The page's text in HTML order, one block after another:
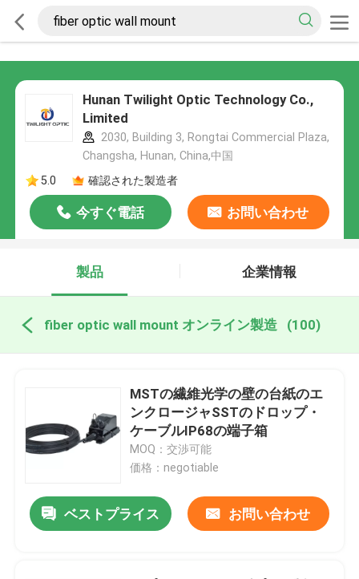
Hunan Twilight Optic Technology Co.,
Limited
2030, Building 3, Rongtai Commercial Plaza,
Changsha, Hunan, China,中国
5.0
確認された製造者
今すぐ電話 お問い合わせ
製品 企業情報
fiber optic wall mount オンライン製造 (100)
MSTの繊維光学の壁の台紙のエ
ンクロージャSSTのドロップ・
ケーブルIP68の端子箱
MOQ：交渉可能
価格：negotiable
ベストプライス お問い合わせ